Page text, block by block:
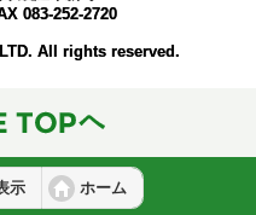
083-252-2720
All rights reserved.
示 ホーム